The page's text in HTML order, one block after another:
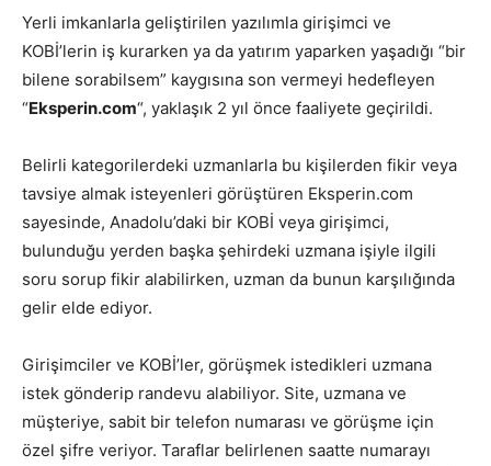
Yerli imkanlarla geliştirilen yazılımla girişimci ve
KOBİ’lerin iş kurarken ya da yatırım yaparken yaşadığı “bir
bilene sorabilsem” kaygısına son vermeyi hedefleyen
“Eksperin.com“, yaklaşık 2 yıl önce faaliyete geçirildi.
Belirli kategorilerdeki uzmanlarla bu kişilerden fikir veya
tavsiye almak isteyenleri görüştüren Eksperin.com
sayesinde, Anadolu’daki bir KOBİ veya girişimci,
bulunduğu yerden başka şehirdeki uzmana işiyle ilgili
soru sorup fikir alabilirken, uzman da bunun karşılığında
gelir elde ediyor.
Girişimciler ve KOBİ’ler, görüşmek istedikleri uzmana
istek gönderip randevu alabiliyor. Site, uzmana ve
müşteriye, sabit bir telefon numarası ve görüşme için
özel şifre veriyor. Taraflar belirlenen saatte numarayı